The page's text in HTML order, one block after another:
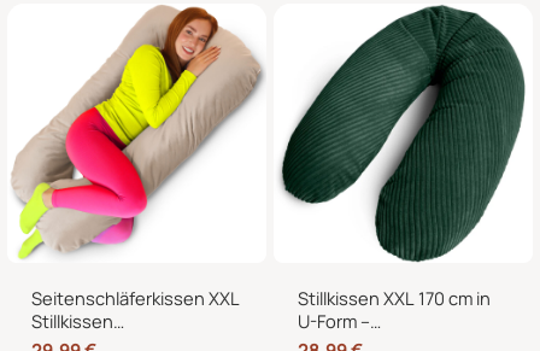
abnehmbarem Bezug
Seitenschläferkissen XXL
Stillkissen
Schwangerschaftskissen
Stillkissen XXL 170 cm in
U-Form –
Schwangerschaftskissen,